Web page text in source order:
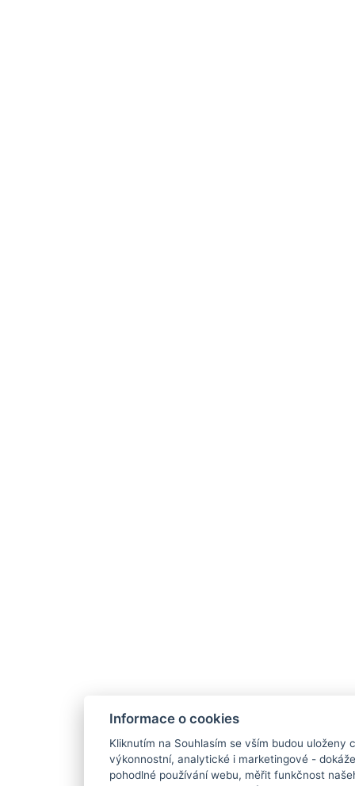
Informace o cookies
Kliknutím na Souhlasím se vším budou uloženy
výkonnostní, analytické i marketingové -
pohodlné používání webu, měřit funkčnost